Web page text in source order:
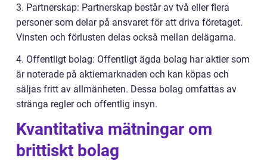
3. Partnerskap: Partnerskap består av två eller flera
personer som delar på ansvaret för att driva företaget.
Vinsten och förlusten delas också mellan delägarna.
4. Offentligt bolag: Offentligt ägda bolag har aktier som
är noterade på aktiemarknaden och kan köpas och
säljas fritt av allmänheten. Dessa bolag omfattas av
stränga regler och offentlig insyn.
Kvantitativa mätningar om
brittiskt bolag